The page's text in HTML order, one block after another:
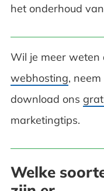
het onderhoud
Wil je meer weten
webhosting,
download ons
marketingtips.
Welke